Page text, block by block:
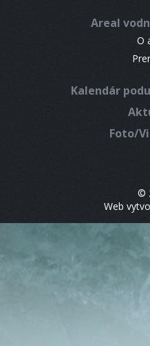
Areal
O
Kalendár
Foto/
©
Web